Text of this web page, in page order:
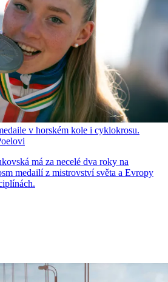
v horském kole i cyklokrosu.
má za necelé dva roky na
medailí z mistrovství světa a Evropy